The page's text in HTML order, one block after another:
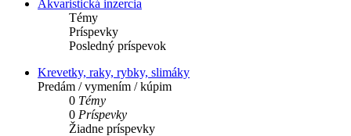
Akvaristická inzercia
Témy
Príspevky
Posledný príspevok
Krevetky, raky, rybky, slimáky
Predám / vymením / kúpim
0 Témy
0 Príspevky
Žiadne príspevky